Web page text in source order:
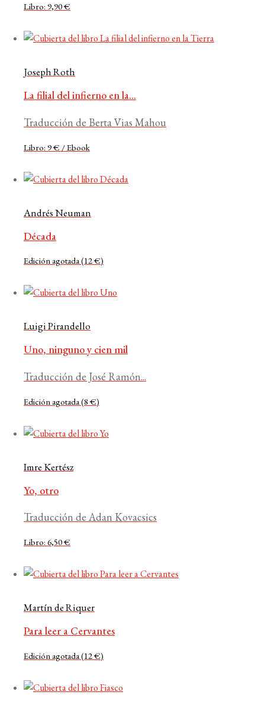
Libro: 9,90 €
Joseph Roth
La filial del infierno en la...
Traducción de Berta Vias Mahou
Libro: 9 € / Ebook
Andrés Neuman
Década
Edición agotada (12 €)
Luigi Pirandello
Uno, ninguno y cien mil
Traducción de José Ramón...
Edición agotada (8 €)
Imre Kertész
Yo, otro
Traducción de Adan Kovacsics
Libro: 6,50 €
Martín de Riquer
Para leer a Cervantes
Edición agotada (12 €)